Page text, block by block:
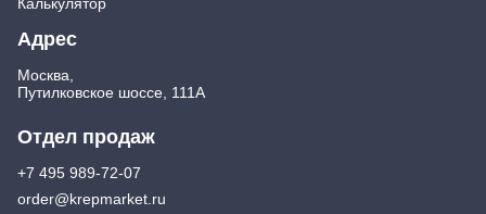
Адрес
Москва,
Путилковское шоссе, 111А
Отдел продаж
+7 495 989-72-07
order@krepmarket.ru